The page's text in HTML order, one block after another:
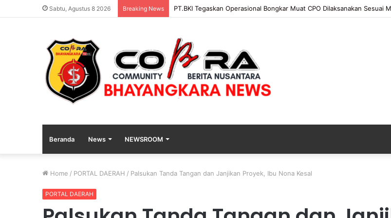
Sabtu, Agustus 8 2026 Breaking News PENGGANTIAN KAPOLRI”KOMPETENSI ABSOLUT PRESIDEN”
Beranda News NEWSROOM
Home / PORTAL DAERAH / Palsukan Tanda Tangan dan Janjikan Proyek, Ibu Nona Kesal
PORTAL DAERAH